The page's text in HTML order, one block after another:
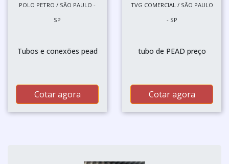
POLO PETRO / SÃO PAULO -
SP
Tubos e conexões pead
Cotar agora
TVG COMERCIAL / SÃO PAULO
- SP
tubo de PEAD preço
Cotar agora